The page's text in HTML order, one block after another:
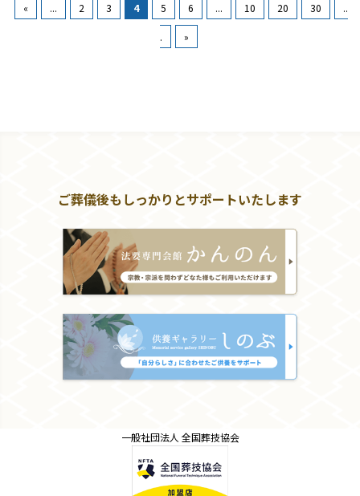
« ... 2 3 4 5 6 ... 10 20 30 ..
. »
ご葬儀後もしっかりとサポートいたします
一般社団法人 全国葬技協会